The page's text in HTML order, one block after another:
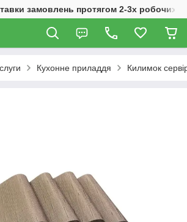
замовлень протягом 2-3х робочих
Кухонне приладдя Килимок